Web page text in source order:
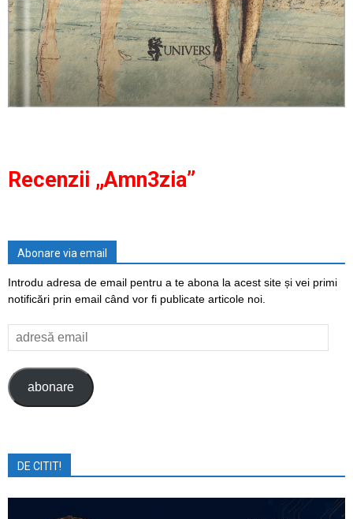
Recenzii „Amn3zia”
Abonare via email
Introdu adresa de email pentru a te abona la acest site și vei primi
notificări prin email când vor fi publicate articole noi.
adresă
email
abonare
DE CITIT!